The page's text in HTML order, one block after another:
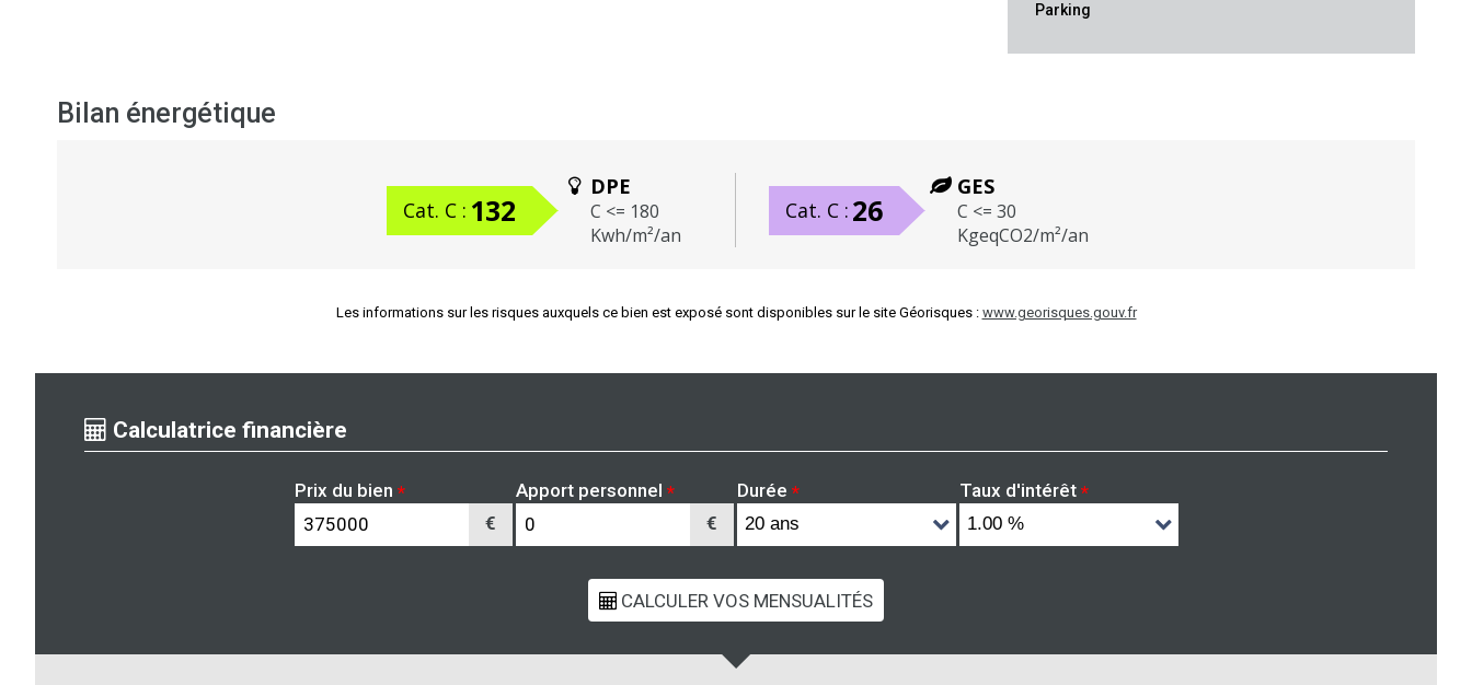
Parking
Bilan énergétique
Cat. C : 132
DPE
C <= 180
Kwh/m²/an
Cat. C : 26
GES
C <= 30
KgeqCO2/m²/an
Les informations sur les risques auxquels ce bien est exposé sont disponibles sur le site Géorisques : www.georisques.gouv.fr
Calculatrice financière
Prix du bien *
€
Apport personnel *
€
Durée * Taux d'intérêt *